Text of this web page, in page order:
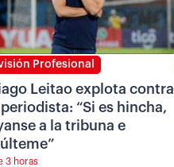
Profesional
Leitao explota contra
“Si es hincha,
a la tribuna e
3 horas